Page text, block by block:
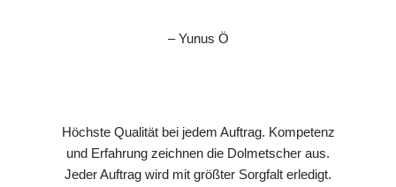
– Yunus Ö
Höchste Qualität bei jedem Auftrag. Kompetenz
und Erfahrung zeichnen die Dolmetscher aus.
Jeder Auftrag wird mit größter Sorgfalt erledigt.